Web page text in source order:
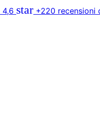
4,6 star +220 recensioni